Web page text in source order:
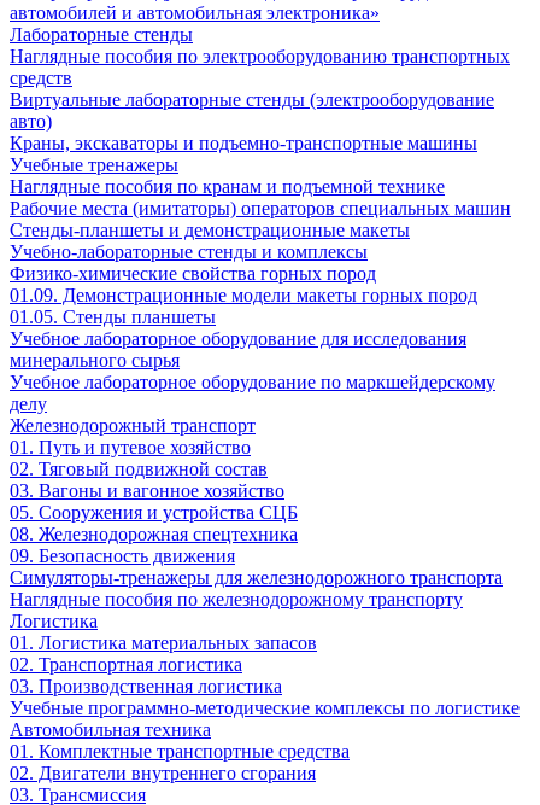
автомобилей и автомобильная электроника»
Лабораторные стенды
Наглядные пособия по электрооборудованию транспортных
средств
Виртуальные лабораторные стенды (электрооборудование
авто)
Краны, экскаваторы и подъемно-транспортные машины
Учебные тренажеры
Наглядные пособия по кранам и подъемной технике
Рабочие места (имитаторы) операторов специальных машин
Стенды-планшеты и демонстрационные макеты
Учебно-лабораторные стенды и комплексы
Физико-химические свойства горных пород
01.09. Демонстрационные модели макеты горных пород
01.05. Стенды планшеты
Учебное лабораторное оборудование для исследования
минерального сырья
Учебное лабораторное оборудование по маркшейдерскому
делу
Железнодорожный транспорт
01. Путь и путевое хозяйство
02. Тяговый подвижной состав
03. Вагоны и вагонное хозяйство
05. Сооружения и устройства СЦБ
08. Железнодорожная спецтехника
09. Безопасность движения
Симуляторы-тренажеры для железнодорожного транспорта
Наглядные пособия по железнодорожному транспорту
Логистика
01. Логистика материальных запасов
02. Транспортная логистика
03. Производственная логистика
Учебные программно-методические комплексы по логистике
Автомобильная техника
01. Комплектные транспортные средства
02. Двигатели внутреннего сгорания
03. Трансмиссия